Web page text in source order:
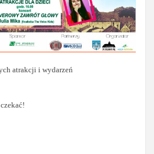
atrakcji i wydarzeń
czekać!